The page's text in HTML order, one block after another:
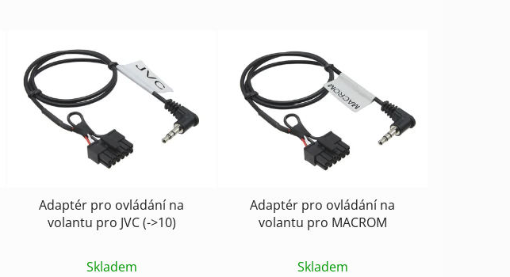
Adaptér pro ovládání na
volantu pro JVC (->10)
Skladem
Adaptér pro ovládání na
volantu pro MACROM
Skladem